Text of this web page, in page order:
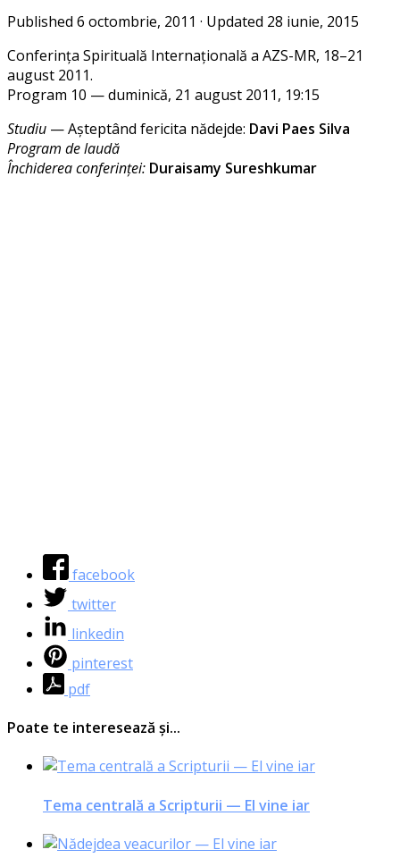
Published 6 octombrie, 2011 · Updated 28 iunie, 2015
Conferința Spirituală Internațională a AZS-MR, 18–21
august 2011.
Program 10 — dumi­ni­că, 21 august 2011, 19:15
Studiu — Așteptând feri­ci­ta nădej­de: Davi Paes Silva
Program de laudă
Închiderea con­fe­rin­ței: Duraisamy Sureshkumar
facebook
twitter
linkedin
pinterest
pdf
Poate te interesează și...
Tema centrală a Scripturii — El vine iar